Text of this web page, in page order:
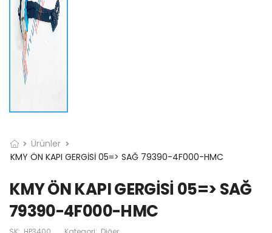
Ürünler
KMY ÖN KAPI GERGİSİ 05=> SAĞ 79390-4F000-HMC
KMY ÖN KAPI GERGİSİ 05=> SAĞ
79390-4F000-HMC